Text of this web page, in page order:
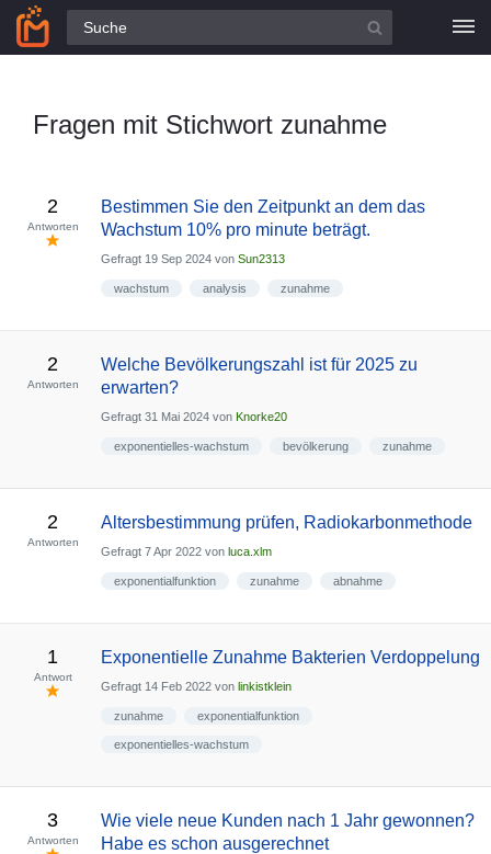
Alle Fragen
Fragen mit Stichwort zunahme
2
Antworten
Bestimmen Sie den Zeitpunkt an dem das
Wachstum 10% pro minute beträgt.
Gefragt 19 Sep 2024 von Sun2313
wachstum analysis zunahme
2
Antworten
Welche Bevölkerungszahl ist für 2025 zu
erwarten?
Gefragt 31 Mai 2024 von Knorke20
exponentielles-wachstum bevölkerung zunahme
2
Antworten
Altersbestimmung prüfen, Radiokarbonmethode
Gefragt 7 Apr 2022 von luca.xlm
exponentialfunktion zunahme abnahme
1
Antwort
Exponentielle Zunahme Bakterien Verdoppelung
Gefragt 14 Feb 2022 von linkistklein
zunahme exponentialfunktion
exponentielles-wachstum
3
Antworten
Wie viele neue Kunden nach 1 Jahr gewonnen?
Habe es schon ausgerechnet